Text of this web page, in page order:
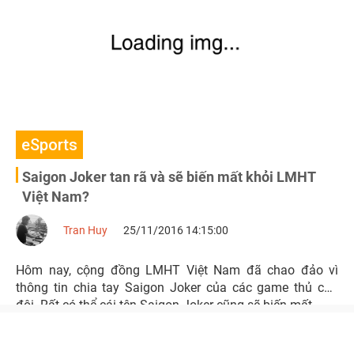
eSports
Saigon Joker tan rã và sẽ biến mất khỏi LMHT
Việt Nam?
Tran Huy 25/11/2016 14:15:00
Hôm nay, cộng đồng LMHT Việt Nam đã chao đảo vì
thông tin chia tay Saigon Joker của các game thủ của
đôi. Rất có thể cái tên Saigon Joker cũng sẽ biến mất...